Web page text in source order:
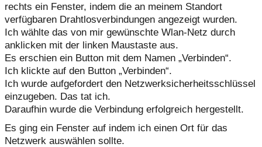
rechts ein Fenster, indem die an meinem Standort
verfügbaren Drahtlosverbindungen angezeigt wurden.
Ich wählte das von mir gewünschte Wlan-Netz durch
anklicken mit der linken Maustaste aus.
Es erschien ein Button mit dem Namen „Verbinden“.
Ich klickte auf den Button „Verbinden“.
Ich wurde aufgefordert den Netzwerksicherheitsschlüssel
einzugeben. Das tat ich.
Daraufhin wurde die Verbindung erfolgreich hergestellt.
Es ging ein Fenster auf indem ich einen Ort für das
Netzwerk auswählen sollte.